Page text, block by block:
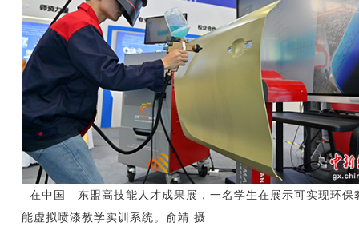
在中国—东盟高技能人才成果展，一名学生在展示可实现环保
能虚拟喷漆教学实训系统。俞靖 摄